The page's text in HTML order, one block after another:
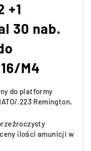
+1
30 nab.
M4
do platformy
.223 Remington,
ilości amunicji w